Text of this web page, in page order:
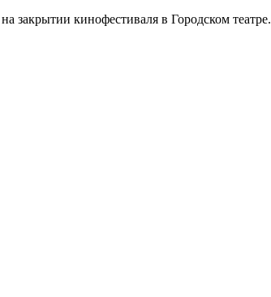
закрытии кинофестиваля в Городском театре.